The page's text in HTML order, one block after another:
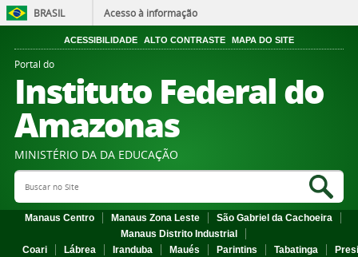
BRASIL Acesso à informação
ACESSIBILIDADE ALTO CONTRASTE MAPA DO SITE
Portal do
Instituto Federal do
Amazonas
MINISTÉRIO DA DA EDUCAÇÃO
Search Site
Manaus Centro Manaus Zona Leste
São Gabriel da Cachoeira
Manaus Distrito Industrial
Coari
Lábrea Iranduba Maués Parintins Tabatinga